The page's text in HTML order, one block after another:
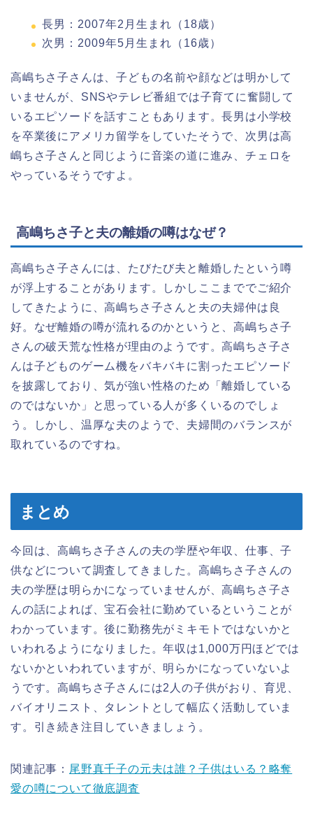
長男：2007年2月生まれ（18歳）
次男：2009年5月生まれ（16歳）
高嶋ちさ子さんは、子どもの名前や顔などは明かして
いませんが、SNSやテレビ番組では子育てに奮闘して
いるエピソードを話すこともあります。長男は小学校
を卒業後にアメリカ留学をしていたそうで、次男は高
嶋ちさ子さんと同じように音楽の道に進み、チェロを
やっているそうですよ。
高嶋ちさ子と夫の離婚の噂はなぜ？
高嶋ちさ子さんには、たびたび夫と離婚したという噂
が浮上することがあります。しかしここまででご紹介
してきたように、高嶋ちさ子さんと夫の夫婦仲は良
好。なぜ離婚の噂が流れるのかというと、高嶋ちさ子
さんの破天荒な性格が理由のようです。高嶋ちさ子さ
んは子どものゲーム機をバキバキに割ったエピソード
を披露しており、気が強い性格のため「離婚している
のではないか」と思っている人が多くいるのでしょ
う。しかし、温厚な夫のようで、夫婦間のバランスが
取れているのですね。
まとめ
今回は、高嶋ちさ子さんの夫の学歴や年収、仕事、子
供などについて調査してきました。高嶋ちさ子さんの
夫の学歴は明らかになっていませんが、高嶋ちさ子さ
んの話によれば、宝石会社に勤めているということが
わかっています。後に勤務先がミキモトではないかと
いわれるようになりました。年収は1,000万円ほどでは
ないかといわれていますが、明らかになっていないよ
うです。高嶋ちさ子さんには2人の子供がおり、育児、
バイオリニスト、タレントとして幅広く活動していま
す。引き続き注目していきましょう。
関連記事： 尾野真千子の元夫は誰？子供はいる？略奪
愛の噂について徹底調査